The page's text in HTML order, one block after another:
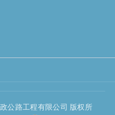
公路工程有限公司 版权所